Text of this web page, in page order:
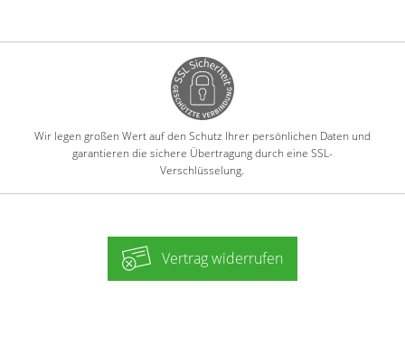
Wir legen großen Wert auf den Schutz Ihrer persönlichen Daten und
garantieren die sichere Übertragung durch eine SSL-
Verschlüsselung.
Vertrag widerrufen